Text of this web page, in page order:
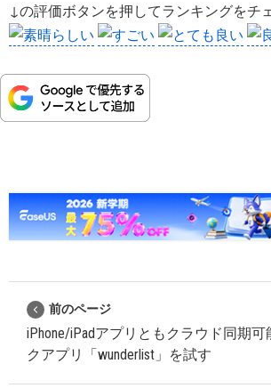
↓の評価ボタンを押してランキングをチ
前のページ
iPhone/iPadアプリともクラウド同期可
クアプリ「wunderlist」を試す